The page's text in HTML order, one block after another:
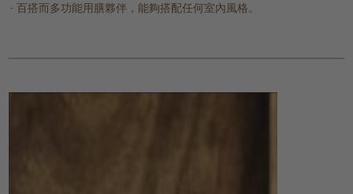
百搭而多功能用膳夥伴，能夠搭配任何室內風格。